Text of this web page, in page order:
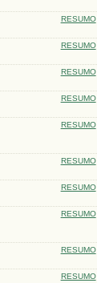
RESUMO
RESUMO
RESUMO
RESUMO
RESUMO
RESUMO
RESUMO
RESUMO
RESUMO
RESUMO